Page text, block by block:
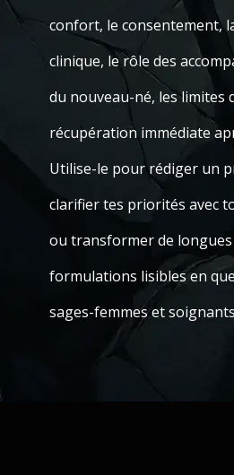
confort, le consentement,
clinique, le rôle des
du nouveau-né, les limites
récupération immédiate
Utilise-le pour rédiger un
clarifier tes priorités avec
ou transformer de
formulations lisibles en
sages-femmes et